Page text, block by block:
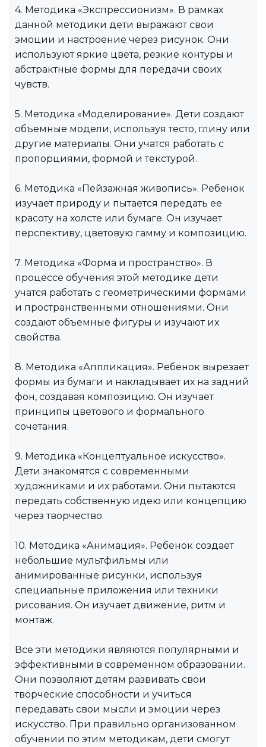
4. Методика «Экспрессионизм». В рамках
данной методики дети выражают свои
эмоции и настроение через рисунок. Они
используют яркие цвета, резкие контуры и
абстрактные формы для передачи своих
чувств.
5. Методика «Моделирование». Дети создают
объемные модели, используя тесто, глину или
другие материалы. Они учатся работать с
пропорциями, формой и текстурой.
6. Методика «Пейзажная живопись». Ребенок
изучает природу и пытается передать ее
красоту на холсте или бумаге. Он изучает
перспективу, цветовую гамму и композицию.
7. Методика «Форма и пространство». В
процессе обучения этой методике дети
учатся работать с геометрическими формами
и пространственными отношениями. Они
создают объемные фигуры и изучают их
свойства.
8. Методика «Аппликация». Ребенок вырезает
формы из бумаги и накладывает их на задний
фон, создавая композицию. Он изучает
принципы цветового и формального
сочетания.
9. Методика «Концептуальное искусство».
Дети знакомятся с современными
художниками и их работами. Они пытаются
передать собственную идею или концепцию
через творчество.
10. Методика «Анимация». Ребенок создает
небольшие мультфильмы или
анимированные рисунки, используя
специальные приложения или техники
рисования. Он изучает движение, ритм и
монтаж.
Все эти методики являются популярными и
эффективными в современном образовании.
Они позволяют детям развивать свои
творческие способности и учиться
передавать свои мысли и эмоции через
искусство. При правильно организованном
обучении по этим методикам, дети смогут